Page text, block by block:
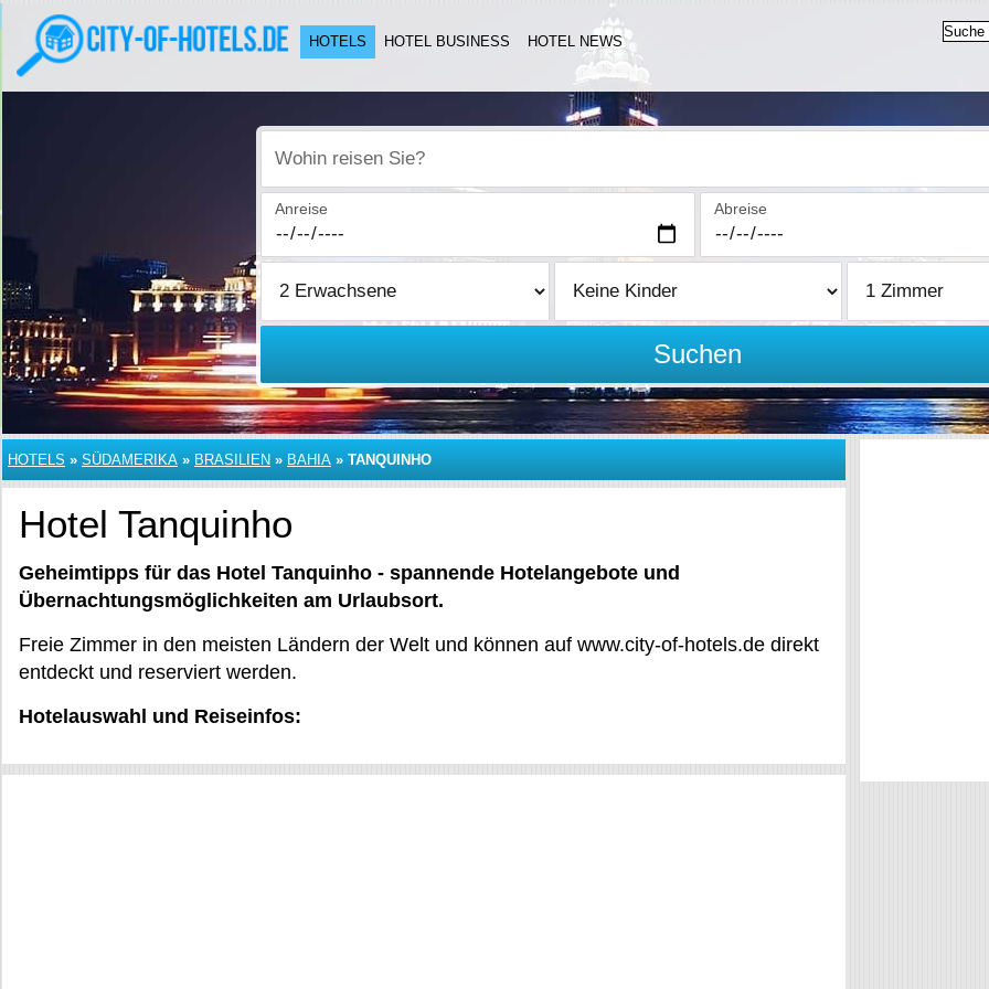
HOTELS HOTEL BUSINESS HOTEL NEWS
Wohin reisen Sie?
Anreise Abreise
Suchen
HOTELS » SÜDAMERIKA » BRASILIEN » BAHIA » TANQUINHO
Hotel Tanquinho
Geheimtipps für das Hotel Tanquinho - spannende Hotelangebote und
Übernachtungsmöglichkeiten am Urlaubsort.
Freie Zimmer in den meisten Ländern der Welt und können auf www.city-of-hotels.de direkt
entdeckt und reserviert werden.
Hotelauswahl und Reiseinfos: